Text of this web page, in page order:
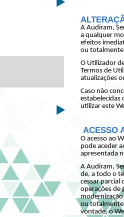
A Audiram,
a qualquer
efeitos
ou
O Utilizador
Termos de
atualizações
Caso não
estabelecidas
utilizar este
ACESSO
O acesso ao
pode aceder
apresentada
A Audiram,
de, a todo o
cessar parcial
operações de
ou
vontade, o